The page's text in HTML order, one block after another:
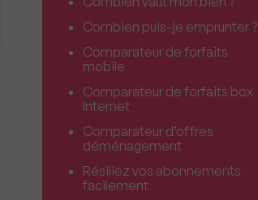
Combien puis-je emprunter ?
Comparateur de forfaits
mobile
Comparateur de forfaits box
Internet
Comparateur d’offres
déménagement
Résiliez vos abonnements
facilement